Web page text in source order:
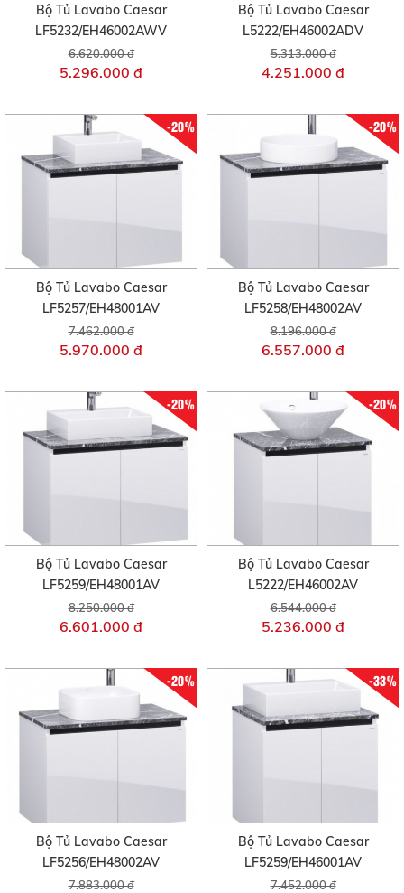
Bộ Tủ Lavabo Caesar
LF5232/EH46002AWV
6.620.000 đ
5.296.000 đ
Bộ Tủ Lavabo Caesar
L5222/EH46002ADV
5.313.000 đ
4.251.000 đ
-20%
Bộ Tủ Lavabo Caesar
LF5257/EH48001AV
7.462.000 đ
5.970.000 đ
-20%
Bộ Tủ Lavabo Caesar
LF5258/EH48002AV
8.196.000 đ
6.557.000 đ
-20%
Bộ Tủ Lavabo Caesar
LF5259/EH48001AV
8.250.000 đ
6.601.000 đ
-20%
Bộ Tủ Lavabo Caesar
L5222/EH46002AV
6.544.000 đ
5.236.000 đ
-20%
Bộ Tủ Lavabo Caesar
LF5256/EH48002AV
7.883.000 đ
-33%
Bộ Tủ Lavabo Caesar
LF5259/EH46001AV
7.452.000 đ